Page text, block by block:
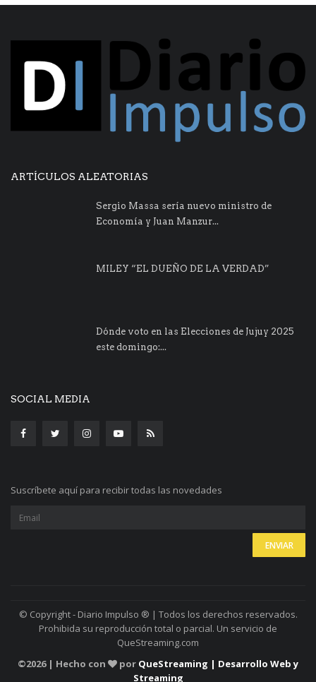
ARTÍCULOS ALEATORIAS
Sergio Massa sería nuevo ministro de
Economía y Juan Manzur...
MILEY “EL DUEÑO DE LA VERDAD”
Dónde voto en las Elecciones de Jujuy 2025
este domingo:...
SOCIAL MEDIA
Suscríbete aquí para recibir todas las novedades
© Copyright - Diario Impulso ® | Todos los derechos reservados.
Prohibida su reproducción total o parcial. Un servicio de
QueStreaming.com
©2026 | Hecho con por QueStreaming | Desarrollo Web y
Streaming